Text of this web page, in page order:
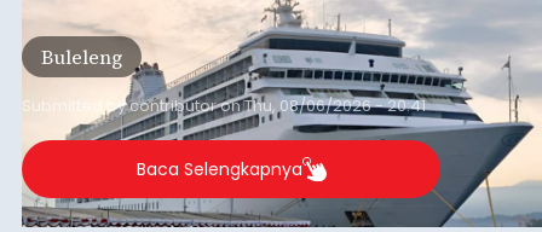
dari arus kapal yang mencapai 1,48 juta Gross
Tonnage (GT), atau tumbuh 12,4 persen
dibandingkan periode yang sama tahun lalu
yang tercatat sebesar 1,32 juta GT.
Buleleng
Submitted bycontributoronThu, 08/06/2026 - 20:41
Baca Selengkapnya